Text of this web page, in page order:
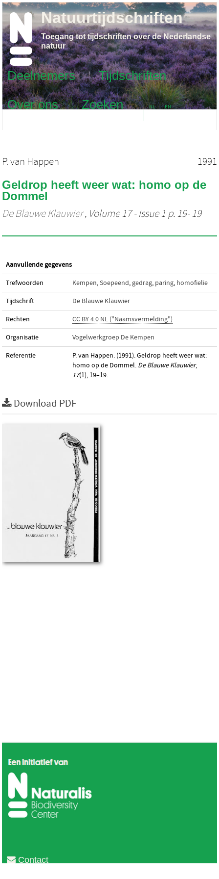
Deelnemers
Tijdschriften
Over ons
Zoeken NL EN
Natuurtijdschriften
Toegang tot tijdschriften over de Nederlandse
natuur
P. van Happen 1991
Geldrop heeft weer wat: homo op de
Dommel
De Blauwe Klauwier, Volume 17 - Issue 1 p. 19- 19
Aanvullende gegevens
Trefwoorden Kempen,Soepeend, gedrag, paring, homofielie
Tijdschrift De Blauwe Klauwier
Rechten CC BY 4.0 NL ("Naamsvermelding")
Organisatie Vogelwerkgroep De Kempen
Referentie
P. van Happen. (1991). Geldrop heeft weer wat:
homo op de Dommel. De Blauwe Klauwier,
17(1), 19–19.
Download PDF
Contact